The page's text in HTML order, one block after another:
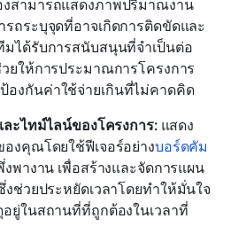
สามารถแสดงภาพปริมาณงาน
ถระบุจุดที่อาจเกิดการติดขัดและ
ได้รับการสนับสนุนที่จำเป็นต่อ
ยให้การประมาณการโครงการ
องกันค่าใช้จ่ายเกินที่ไม่คาดคิด
ละไทม์ไลน์ของโครงการ: แสดง
งคุณโดยใช้ฟีเจอร์อย่างบอร์ดคัม
พางาน เพื่อสร้างและจัดการแผน
ช่วยประหยัดเวลาโดยทำให้มั่นใจ
ยู่ในสถานที่ที่ถูกต้องในเวลาที่